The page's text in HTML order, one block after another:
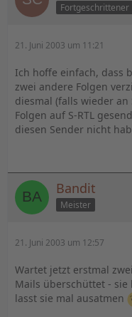
Fortgeschrittener
21. Juni 2003 um 11:21
Ich hoffe einfach, dass
zwei andere Folgen
diesmal (falls wieder
Folgen auf S-RTL
diesen Sender nicht
Bandit
Meister
21. Juni 2003 um 12:57
Wartet jetzt erstmal
Mails überschüttet -
lasst sie mal ausatmen